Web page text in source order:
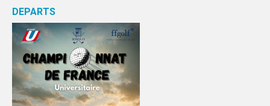
CHAMPIONNATS DE FRANCE
PHOTOTHÈQUE
AMIENS
LILLE
DEPARTS